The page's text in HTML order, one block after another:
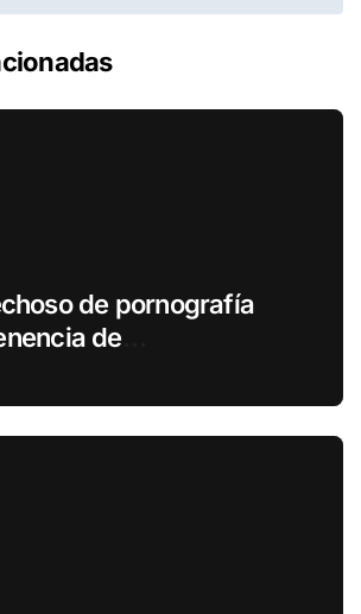
de pornografía
de
en Fernando de la